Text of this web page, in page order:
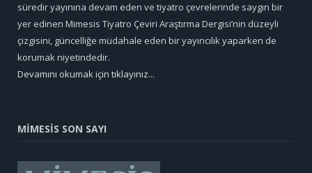
süredir yayınına devam eden ve tiyatro çevrelerinde saygın bir
yer edinen Mimesis Tiyatro Çeviri Araştırma Dergisi’nin düzeyli
çizgisini, güncelliğe müdahale eden bir yayıncılık yaparken de
korumak niyetindedir.
Devamını okumak için tıklayınız...
MİMESİS SON SAYI